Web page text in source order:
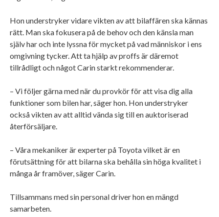
Hon understryker vidare vikten av att bilaffären ska kännas
rätt. Man ska fokusera på de behov och den känsla man
själv har och inte lyssna för mycket på vad människor i ens
omgivning tycker. Att ta hjälp av proffs är däremot
tillrådligt och något Carin starkt rekommenderar.
– Vi följer gärna med när du provkör för att visa dig alla
funktioner som bilen har, säger hon. Hon understryker
också vikten av att alltid vända sig till en auktoriserad
återförsäljare.
– Våra mekaniker är experter på Toyota vilket är en
förutsättning för att bilarna ska behålla sin höga kvalitet i
många år framöver, säger Carin.
Tillsammans med sin personal driver hon en mängd
samarbeten.